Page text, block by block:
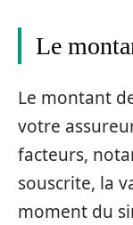
Le
Le montant
votre
facteurs,
souscrite, la
moment du